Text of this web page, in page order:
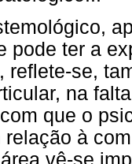
pode ter a
reflete-se,
na
que o
à
vê-se